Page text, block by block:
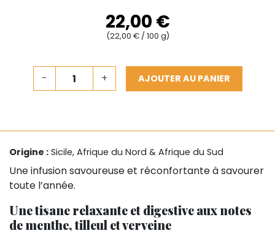
22,00 €
(22,00 € / 100 g)
- + AJOUTER AU PANIER
Origine : Sicile, Afrique du Nord & Afrique du Sud
Une infusion savoureuse et réconfortante à savourer
toute l’année.
Une tisane relaxante et digestive aux notes
de menthe, tilleul et verveine